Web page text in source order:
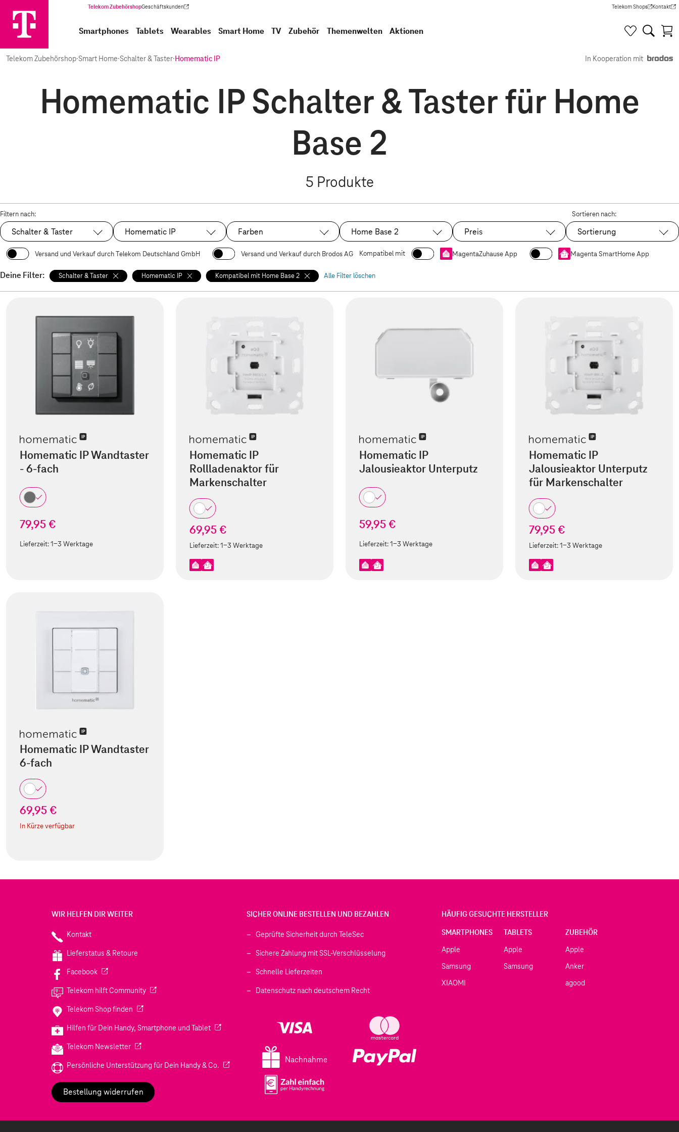
Telekom ZubehörshopGeschäftskunden
(Wird in einem neuen Tab geöffnet) Telekom Shops
(Wird in einem neuen Tab
Kontakt
(Wird in
Smartphones Tablets Wearables Smart Home TV Zubehör Themenwelten Aktionen
Telekom Zubehörshop·Smart Home·Schalter & Taster·Homematic IP In Kooperation mit
Homematic IP Schalter & Taster für Home
Base 2
5 Produkte
Filtern nach:
Ausgewählt:
Schalter & Taster Ausgewählt:
Homematic IP Farben Ausgewählt:
Home Base 2 Preis
Sortieren nach:
Sortierung
Versand und Verkauf durch Telekom Deutschland GmbH Versand und Verkauf durch Brodos AG Kompatibel mit MagentaZuhause App Magenta SmartHome App
Deine Filter: Schalter & Taster Homematic IP Kompatibel mit Home Base 2 Alle Filter löschen
Homematic IP Wandtaster
- 6-fach
79,95 €
Lieferzeit:1-3 Werktage
Homematic IP
Rollladenaktor für
Markenschalter
69,95 €
Lieferzeit:1-3 Werktage
Homematic IP
Jalousieaktor Unterputz
59,95 €
Lieferzeit:1-3 Werktage
Homematic IP
Jalousieaktor Unterputz
für Markenschalter
79,95 €
Lieferzeit:1-3 Werktage
Homematic IP Wandtaster
6-fach
69,95 €
In Kürze verfügbar
WIR HELFEN DIR WEITER
Kontakt
Lieferstatus & Retoure
Facebook(Wird in einem neuen Tab geöffnet)
Telekom hilft Community(Wird in einem neuen Tab geöffnet)
Telekom Shop finden (Wird in einem neuen Tab geöffnet)
Hilfen für Dein Handy, Smartphone und Tablet(Wird in einem neuen Tab geöffnet)
Telekom Newsletter(Wird in einem neuen Tab geöffnet)
Persönliche Unterstützung für Dein Handy & Co. (Wird in einem neuen Tab geöffnet)
Bestellung widerrufen
SICHER ONLINE BESTELLEN UND BEZAHLEN
Geprüfte Sicherheit durch TeleSec
Sichere Zahlung mit SSL-Verschlüsselung
Schnelle Lieferzeiten
Datenschutz nach deutschem Recht
Nachnahme
HÄUFIG GESUCHTE HERSTELLER
SMARTPHONES
Apple
Samsung
XIAOMI
TABLETS
Apple
Samsung
ZUBEHÖR
Apple
Anker
agood